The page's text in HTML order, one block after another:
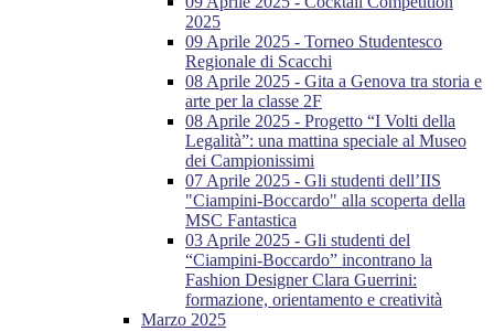
2025
09 Aprile 2025 - Torneo Studentesco
Regionale di Scacchi
08 Aprile 2025 - Gita a Genova tra storia e
arte per la classe 2F
08 Aprile 2025 - Progetto “I Volti della
Legalità”: una mattina speciale al Museo
dei Campionissimi
07 Aprile 2025 - Gli studenti dell’IIS
"Ciampini-Boccardo" alla scoperta della
MSC Fantastica
03 Aprile 2025 - Gli studenti del
“Ciampini-Boccardo” incontrano la
Fashion Designer Clara Guerrini:
formazione, orientamento e creatività
Marzo 2025